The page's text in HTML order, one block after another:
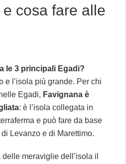
cosa fare alle
le 3 principali Egadi?
e l’isola più grande. Per chi
Egadi, Favignana è
: è l’isola collegata in
e può fare da base
Levanzo e di Marettimo.
meraviglie dell’isola il